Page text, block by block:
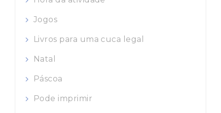
Jogos
Livros para uma cuca legal
Natal
Páscoa
Pode imprimir